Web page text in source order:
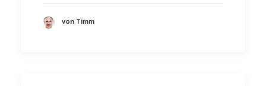
von Timm